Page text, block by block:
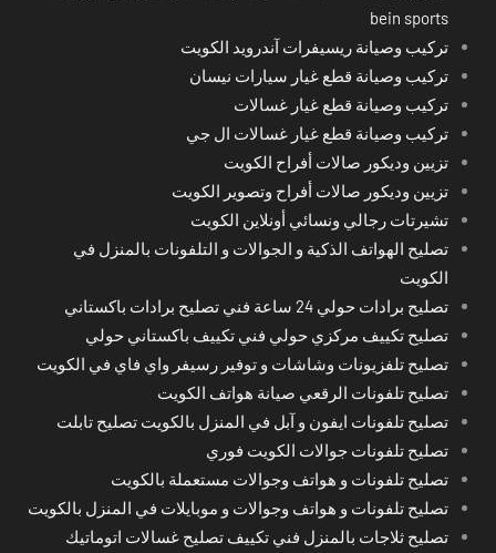
bein sports
تركيب وصيانة ريسيفرات آندرويد الكويت
تركيب وصيانة قطع غيار سيارات نيسان
تركيب وصيانة قطع غيار غسالات
تركيب وصيانة قطع غيار غسالات ال جي
تزيين وديكور صالات أفراح الكويت
تزيين وديكور صالات أفراح وتصوير الكويت
تشيرتات رجالي ونسائي أونلاين الكويت
تصليح الهواتف الذكية و الجوالات و التلفونات بالمنزل في
الكويت
تصليح برادات حولي 24 ساعة فني تصليح برادات باكستاني
تصليح تكييف مركزي حولي فني تكييف باكستاني حولي
تصليح تلفزيونات وشاشات و توفير رسيفر واي فاي في الكويت
تصليح تلفونات الرقعي صيانة هواتف الكويت
تصليح تلفونات ايفون و آبل في المنزل بالكويت تصليح تابلت
تصليح تلفونات جوالات الكويت فوري
تصليح تلفونات و هواتف وجوالات مستعملة بالكويت
تصليح تلفونات و هواتف وجوالات و موبايلات في المنزل بالكويت
تصليح ثلاجات بالمنزل فني تكييف تصليح غسالات اتوماتيك